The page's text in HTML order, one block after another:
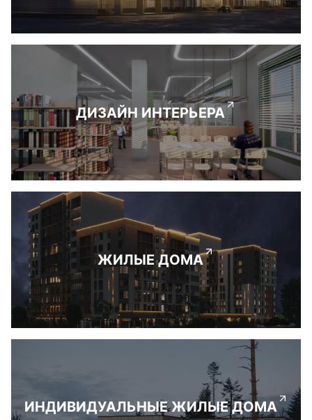
ДИЗАЙН ИНТЕРЬЕРА
ЖИЛЫЕ ДОМА
ИНДИВИДУАЛЬНЫЕ ЖИЛЫЕ ДОМА